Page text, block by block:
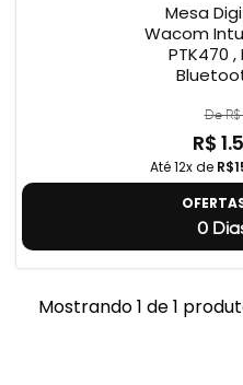
Mesa
Wacom
PTK470
De R$
R$
Até 12x de
0
Mostrando 1 de 1